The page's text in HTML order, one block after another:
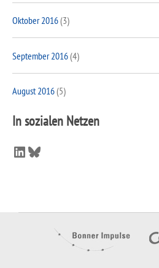
Oktober 2016(3)
September 2016(4)
August 2016(5)
In sozialen Netzen
LinkedIn
Bluesky